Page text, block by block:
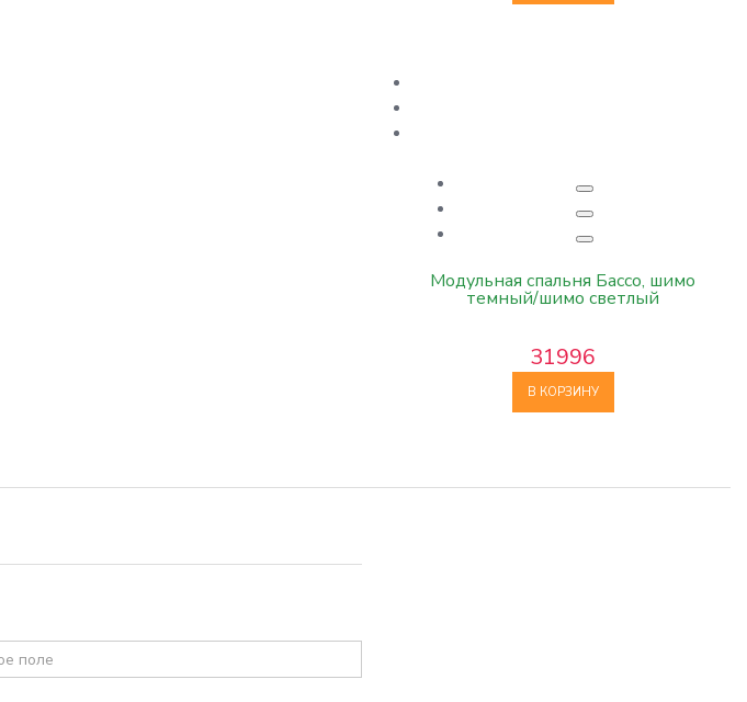
Модульная спальня Бассо, шимо
темный/шимо светлый
31996
В КОРЗИНУ